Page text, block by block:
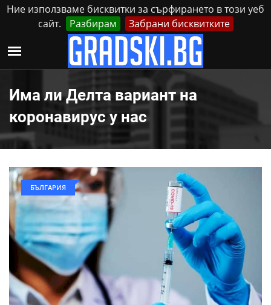
Ние използваме бисквитки за сърфирането в този уеб
сайт.
Разбирам Забрани бисквитките
Петък, 7 Август, 2026 Реклама Контакти
Има ли Делта вариант на
коронавирус у нас
БЪЛГАРИЯ